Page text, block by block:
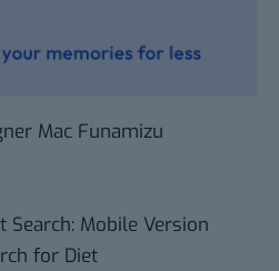
Mac Funamizu
Mobile Version
for Diet